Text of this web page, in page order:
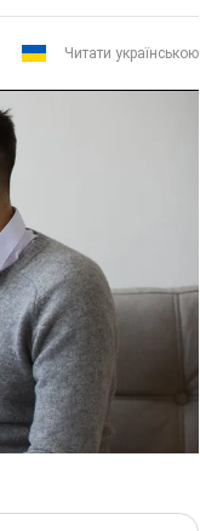
Читати українською